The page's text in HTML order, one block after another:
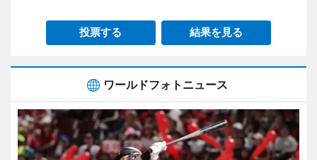
投票する 結果を見る
ワールドフォトニュース